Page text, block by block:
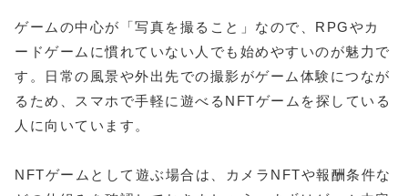
ゲームの中心が「写真を撮ること」なので、RPGやカ
ードゲームに慣れていない人でも始めやすいのが魅力で
す。日常の風景や外出先での撮影がゲーム体験につなが
るため、スマホで手軽に遊べるNFTゲームを探している
人に向いています。
NFTゲームとして遊ぶ場合は、カメラNFTや報酬条件な